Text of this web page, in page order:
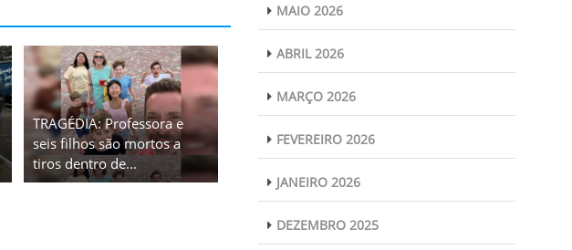
TRAGÉDIA: Professora e
seis filhos são mortos a
tiros dentro de...
MAIO 2026
ABRIL 2026
MARÇO 2026
FEVEREIRO 2026
JANEIRO 2026
DEZEMBRO 2025